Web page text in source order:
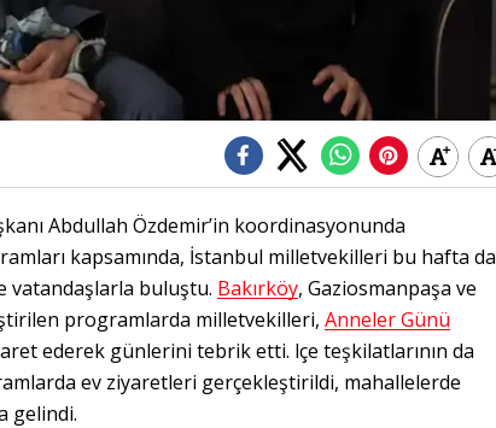
Abdullah Özdemir’in koordinasyonunda
kapsamında, İstanbul milletvekilleri bu hafta da
vatandaşlarla buluştu. Bakırköy, Gaziosmanpaşa ve
programlarda milletvekilleri, Anneler Günü
ederek günlerini tebrik etti. lçe teşkilatlarının da
ev ziyaretleri gerçekleştirildi, mahallelerde
gelindi.